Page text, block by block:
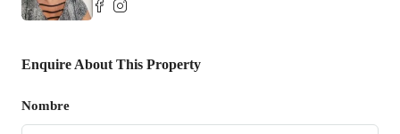
Enquire About This Property
Nombre